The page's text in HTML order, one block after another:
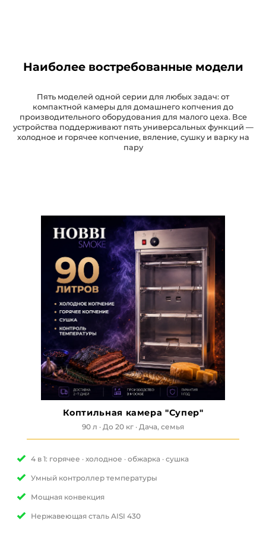
Наиболее востребованные модели
Пять моделей одной серии для любых задач: от
компактной камеры для домашнего копчения до
производительного оборудования для малого цеха. Все
устройства поддерживают пять универсальных функций —
холодное и горячее копчение, вяление, сушку и варку на
пару
Коптильная камера "Супер"
90 л · До 20 кг · Дача, семья
4 в 1: горячее · холодное · обжарка · сушка
Умный контроллер температуры
Мощная конвекция
Нержавеющая сталь AISI 430